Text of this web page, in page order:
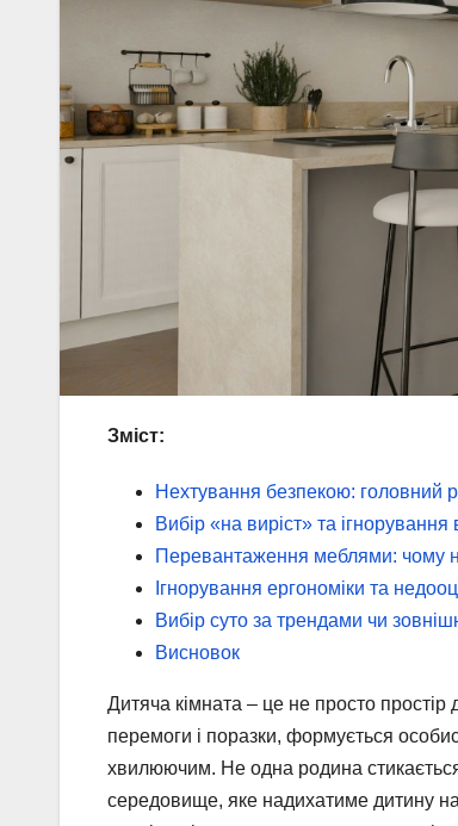
Зміст:
Нехтування безпекою: головний
Вибір «на виріст» та ігнорування
Перевантаження меблями: чому
Ігнорування ергономіки та
Вибір суто за трендами чи
Висновок
Дитяча кімната – це не просто
перемоги і поразки, формується
хвилюючим. Не одна родина
середовище, яке надихатиме дитину